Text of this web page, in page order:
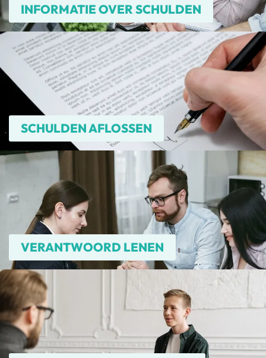
INFORMATIE OVER SCHULDEN
SCHULDEN AFLOSSEN
VERANTWOORD LENEN